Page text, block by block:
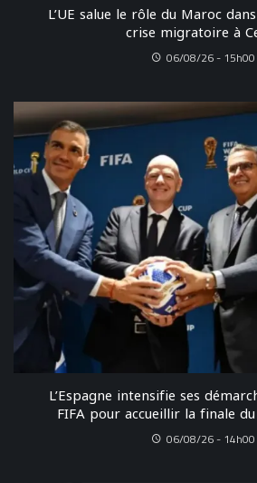
L’UE salue le rôle du Maroc
crise migratoire à
06/08/26 - 15h00
L’Espagne intensifie ses
FIFA pour accueillir la finale
06/08/26 - 14h00